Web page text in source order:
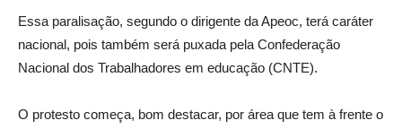
Essa paralisação, segundo o dirigente da Apeoc, terá caráter
nacional, pois também será puxada pela Confederação
Nacional dos Trabalhadores em educação (CNTE).
O protesto começa, bom destacar, por área que tem à frente o